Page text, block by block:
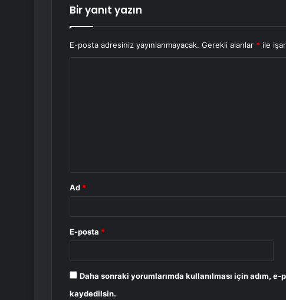
Bir yanıt yazın
E-posta adresiniz yayınlanmayacak. Gerekli alanlar * ile
Ad *
E-posta *
Daha sonraki yorumlarımda kullanılması için adım,
kaydedilsin.